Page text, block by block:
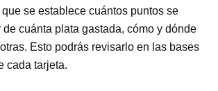
se establece cuántos puntos se
cuánta plata gastada, cómo y dónde
Esto podrás revisarlo en las bases
cada tarjeta.